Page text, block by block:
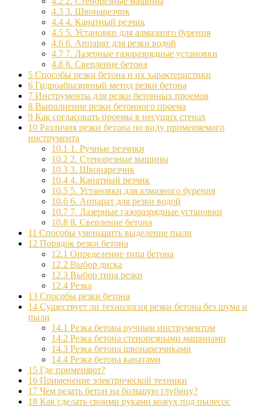
4.3 3. Швонарезчик
4.4 4. Канатный резчик
4.5 5. Установки для алмазного бурения
4.6 6. Аппарат для резки водой
4.7 7. Лазерные газоразрядные установки
4.8 8. Сверление бетона
5 Способы резки бетона и их характеристики
6 Гидроабразивный метод резки бетона
7 Инструменты для резки бетонных проемов
8 Выполнение резки бетонного проема
9 Как согласовать проемы в несущих стенах
10 Различия резки бетона по виду применяемого
инструмента
10.1 1. Ручные резчики
10.2 2. Стенорезные машины
10.3 3. Швонарезчик
10.4 4. Канатный резчик
10.5 5. Установки для алмазного бурения
10.6 6. Аппарат для резки водой
10.7 7. Лазерные газоразрядные установки
10.8 8. Сверление бетона
11 Способы уменьшить выделение пыли
12 Порядок резки бетона
12.1 Определение типа бетона
12.2 Выбор диска
12.3 Выбор типа резки
12.4 Резка
13 Способы резки бетона
14 Существует ли технология резки бетона без шума и
пыли
14.1 Резка бетона ручным инструментом
14.2 Резка бетона стенорезными машинами
14.3 Резка бетона швонарезчиками
14.4 Резка бетона канатами
15 Где применяют?
16 Применение электрической техники
17 Чем резать бетон на большую глубину?
18 Как сделать своими руками кожух под пылесос